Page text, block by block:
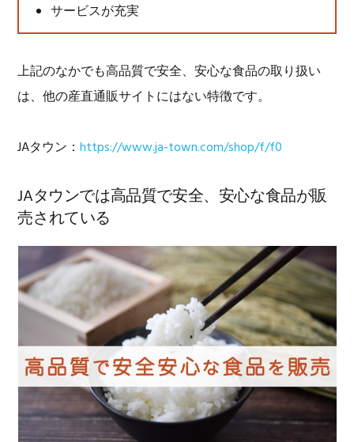
サービスが充実
上記のなかでも高品質で安全、安心な食品の取り扱い
は、他の産直通販サイトにはない特徴です。
JAタウン：https://www.ja-town.com/shop/f/f0
JAタウンでは高品質で安全、安心な食品が販
売されている